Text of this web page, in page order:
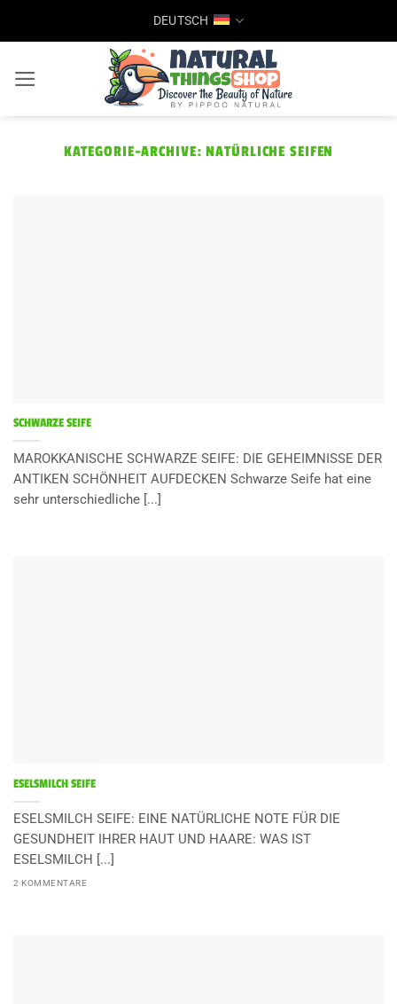
DEUTSCH
KATEGORIE-ARCHIVE:NATÜRLICHE SEIFEN
SCHWARZE SEIFE
MAROKKANISCHE SCHWARZE SEIFE: DIE GEHEIMNISSE DER
ANTIKEN SCHÖNHEIT AUFDECKEN Schwarze Seife hat eine
sehr unterschiedliche [...]
ESELSMILCH SEIFE
ESELSMILCH SEIFE: EINE NATÜRLICHE NOTE FÜR DIE
GESUNDHEIT IHRER HAUT UND HAARE: WAS IST
ESELSMILCH [...]
2 KOMMENTARE